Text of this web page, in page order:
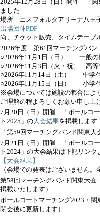
2025年12月28日（日）開催 「関
ました
場所 エスフォルタアリーナ八
出場団体PDF
尚、チケット販売、タイムテーブ
2026年度 第61回マーチングバン
○2026年11月1日（日） 一般の
○2026年11月3日（火・祝） 高等
○2026年11月14日（土） 中学
○2026年11月15日（日） 小学
※会場については施設の都合によ
ご理解の程よろしくお願い申し上
7月20日（日）開催 「ボールコ
ト2025」の大会結果を掲載します
「第59回マーチングバンド関東大
7月21日（日）開催 「ボールコ
ト2024」の大会結果は下記リン
【大会結果】
（会場での発表はございません。
第58回マーチングバンド関東大会
掲載いたします）
ボールコートマーチング2023・
閉会後に更新します）